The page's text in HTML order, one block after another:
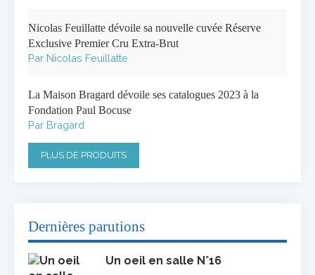
Nicolas Feuillatte dévoile sa nouvelle cuvée Réserve
Exclusive Premier Cru Extra-Brut
Par Nicolas Feuillatte
La Maison Bragard dévoile ses catalogues 2023 à la
Fondation Paul Bocuse
Par Bragard
PLUS DE PRODUITS
Dernières parutions
Un oeil en salle N°16